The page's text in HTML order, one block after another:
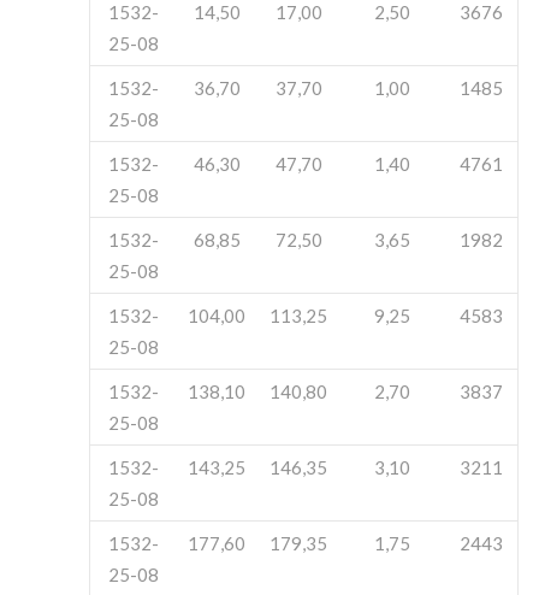
1532-
25-08
14,50 17,00 2,50 3676
1532-
25-08
36,70 37,70 1,00 1485
1532-
25-08
46,30 47,70 1,40 4761
1532-
25-08
68,85 72,50 3,65 1982
1532-
25-08
104,00 113,25 9,25 4583
1532-
25-08
138,10 140,80 2,70 3837
1532-
25-08
143,25 146,35 3,10 3211
1532-
25-08
177,60 179,35 1,75 2443